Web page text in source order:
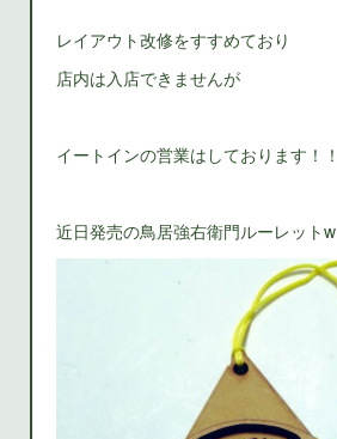
レイアウト改修をすすめており
店内は入店できませんが
イートインの営業はしております！！
近日発売の鳥居強右衛門ルーレットw